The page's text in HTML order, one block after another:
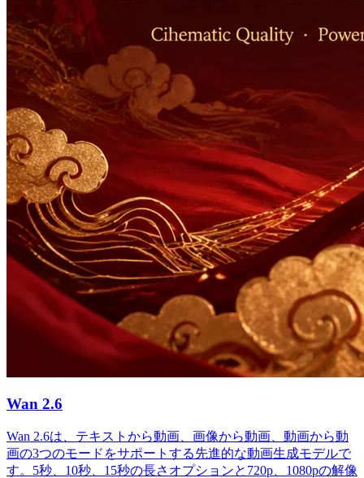
Wan 2.6
Wan 2.6は、テキストから動画、画像から動画、動画から動
画の3つのモードをサポートする先進的な動画生成モデルで
す。5秒、10秒、15秒の長さオプションと720p、1080pの解像